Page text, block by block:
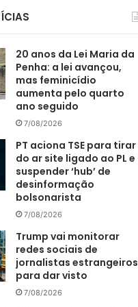
20 anos da Lei Maria da
Penha: a lei avançou,
mas feminicídio
aumenta pelo quarto
ano seguido
7/08/2026
PT aciona TSE para tirar
do ar site ligado ao PL e
suspender ‘hub’ de
desinformação
bolsonarista
7/08/2026
Trump vai monitorar
redes sociais de
jornalistas estrangeiros
para dar visto
7/08/2026